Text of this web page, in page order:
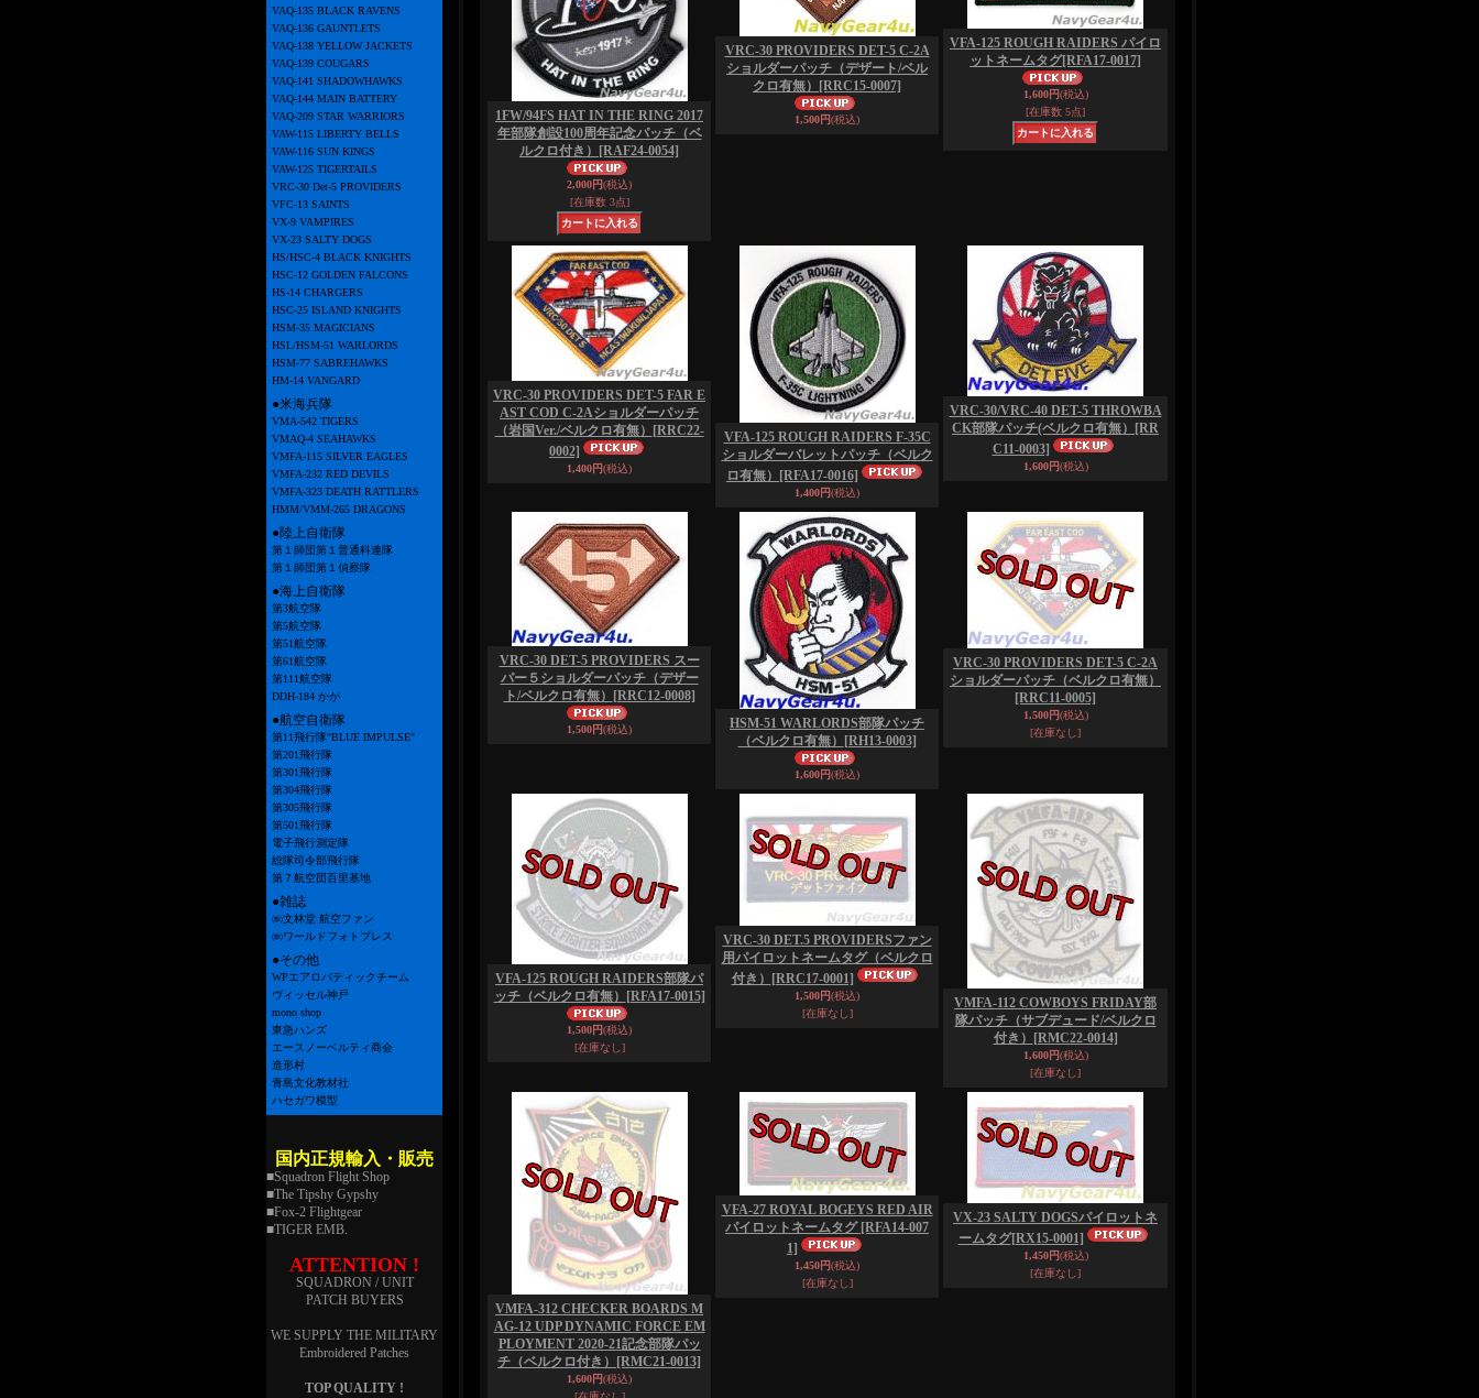
VAQ-135 BLACK RAVENS
VAQ-136 GAUNTLETS
VAQ-138 YELLOW JACKETS
VAQ-139 COUGARS
VAQ-141 SHADOWHAWKS
VAQ-144 MAIN BATTERY
VAQ-209 STAR WARRIORS
VAW-115 LIBERTY BELLS
VAW-116 SUN KINGS
VAW-125 TIGERTAILS
VRC-30 Det-5 PROVIDERS
VFC-13 SAINTS
VX-9 VAMPIRES
VX-23 SALTY DOGS
HS/HSC-4 BLACK KNIGHTS
HSC-12 GOLDEN FALCONS
HS-14 CHARGERS
HSC-25 ISLAND KNIGHTS
HSM-35 MAGICIANS
HSL/HSM-51 WARLORDS
HSM-77 SABREHAWKS
HM-14 VANGARD
●米海兵隊
VMA-542 TIGERS
VMAQ-4 SEAHAWKS
VMFA-115 SILVER EAGLES
VMFA-232 RED DEVILS
VMFA-323 DEATH RATTLERS
HMM/VMM-265 DRAGONS
●陸上自衛隊
第１師団第１普通科連隊
第１師団第１偵察隊
●海上自衛隊
第3航空隊
第5航空隊
第51航空隊
第61航空隊
第111航空隊
DDH-184 かが
●航空自衛隊
第11飛行隊"BLUE IMPULSE"
第201飛行隊
第301飛行隊
第304飛行隊
第305飛行隊
第501飛行隊
電子飛行測定隊
総隊司令部飛行隊
第７航空団百里基地
●雑誌
㈱文林堂 航空ファン
㈱ワールドフォトプレス
●その他
WPエアロバティックチーム
ヴィッセル神戸
mono shop
東急ハンズ
エースノーベルティ商会
造形村
青島文化教材社
ハセガワ模型
国内正規輸入・販売
■Squadron Flight Shop
■The Tipshy Gypshy
■Fox-2 Flightgear
■TIGER EMB.
ATTENTION !
SQUADRON / UNIT
PATCH BUYERS
WE SUPPLY THE MILITARY
Embroidered Patches
TOP QUALITY !
1FW/94FS HAT IN THE RING 2017
年部隊創設100周年記念パッチ（ベ
ルクロ付き）
[RAF24-0054]
2,000円(税込)
[在庫数 3点]
VRC-30 PROVIDERS DET-5 C-2A
ショルダーパッチ（デザート/ベル
クロ有無）
[RRC15-0007]
1,500円(税込)
VFA-125 ROUGH RAIDERS パイロ
ットネームタグ[RFA17-0017]
1,600円(税込)
[在庫数 5点]
VRC-30 PROVIDERS DET-5 FAR E
AST COD C-2Aショルダーパッチ
（岩国Ver./ベルクロ有無）
[RRC22-
0002]
1,400円(税込)
VFA-125 ROUGH RAIDERS F-35C
ショルダーバレットパッチ（ベルク
ロ有無）
[RFA17-0016]
1,400円(税込)
VRC-30/VRC-40 DET-5 THROWBA
CK部隊パッチ(ベルクロ有無）
[RR
C11-0003]
1,600円(税込)
VRC-30 DET-5 PROVIDERS スー
パー５ショルダーパッチ（デザー
ト/ベルクロ有無）
[RRC12-0008]
1,500円(税込)
HSM-51 WARLORDS部隊パッチ
（ベルクロ有無）
[RH13-0003]
1,600円(税込)
VRC-30 PROVIDERS DET-5 C-2A
ショルダーパッチ（ベルクロ有無）
[RRC11-0005]
1,500円(税込)
[在庫なし]
VFA-125 ROUGH RAIDERS部隊パ
ッチ（ベルクロ有無）
[RFA17-0015]
1,500円(税込)
[在庫なし]
VRC-30 DET.5 PROVIDERSファン
用パイロットネームタグ（ベルクロ
付き）
[RRC17-0001]
1,500円(税込)
[在庫なし]
VMFA-112 COWBOYS FRIDAY部
隊パッチ（サブデュード/ベルクロ
付き）
[RMC22-0014]
1,600円(税込)
[在庫なし]
VMFA-312 CHECKER BOARDS M
AG-12 UDP DYNAMIC FORCE EM
PLOYMENT 2020-21記念部隊パッ
チ（ベルクロ付き）
[RMC21-0013]
1,600円(税込)
VFA-27 ROYAL BOGEYS RED AIR
パイロットネームタグ [RFA14-007
1]
1,450円(税込)
[在庫なし]
VX-23 SALTY DOGSパイロットネ
ームタグ[RX15-0001]
1,450円(税込)
[在庫なし]